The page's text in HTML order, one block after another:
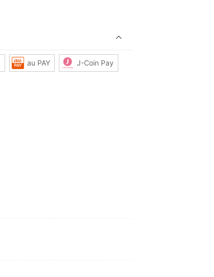
au PAY J-Coin Pay